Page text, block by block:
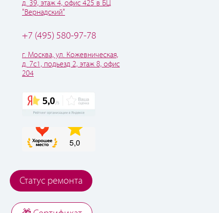
д. 39, этаж 4, офис 425 в БЦ
"Вернадский"
+7 (495) 580-97-78
г. Москва, ул. Кожевническая,
д. 7с1, подьезд 2, этаж 8, офис
204
Статус ремонта